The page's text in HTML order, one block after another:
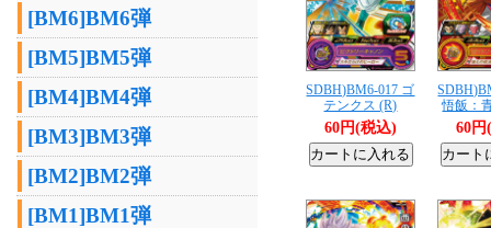
[BM6]BM6弾
[BM5]BM5弾
[BM4]BM4弾
[BM3]BM3弾
[BM2]BM2弾
[BM1]BM1弾
SDBH)BM6-017 ゴ
テンクス (R)
60円(税込)
悟飯：
60円